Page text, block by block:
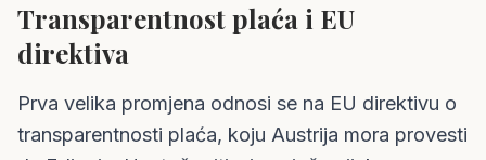
Transparentnost plaća i EU
direktiva
Prva velika promjena odnosi se na EU direktivu o
transparentnosti plaća, koju Austrija mora provesti